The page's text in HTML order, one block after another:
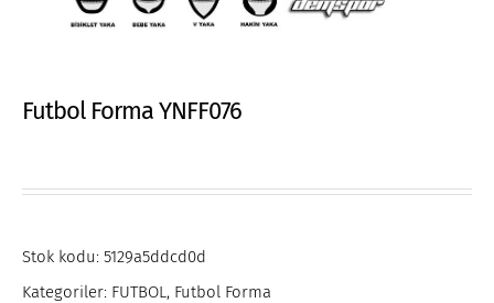
Futbol Forma YNFF076
Stok kodu: 5129a5ddcd0d
Kategoriler: FUTBOL, Futbol Forma